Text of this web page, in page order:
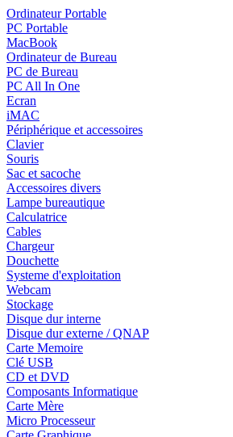
Ordinateur Portable
PC Portable
MacBook
Ordinateur de Bureau
PC de Bureau
PC All In One
Ecran
iMAC
Périphérique et accessoires
Clavier
Souris
Sac et sacoche
Accessoires divers
Lampe bureautique
Calculatrice
Cables
Chargeur
Douchette
Systeme d'exploitation
Webcam
Stockage
Disque dur interne
Disque dur externe / QNAP
Carte Memoire
Clé USB
CD et DVD
Composants Informatique
Carte Mère
Micro Processeur